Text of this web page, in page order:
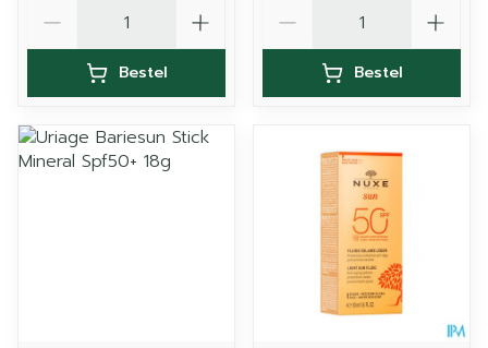
Bestel Bestel